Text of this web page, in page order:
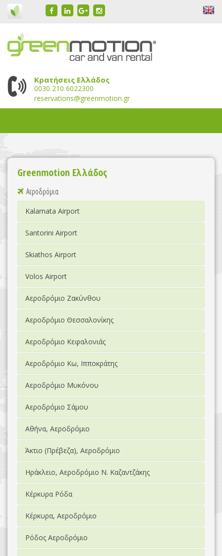
Κρατήσεις Ελλάδος
0030 210 6022300
reservations@greenmotion.gr
Greenmotion Ελλάδος
Αεροδρόμια
Kalamata Airport
Santorini Airport
Skiathos Airport
Volos Airport
Αεροδρόμιο Ζακύνθου
Αεροδρόμιο Θεσσαλονίκης
Αεροδρόμιο Κεφαλονιάς
Αεροδρόμιο Κω, Ιπποκράτης
Αεροδρόμιο Μυκόνου
Αεροδρόμιο Σάμου
Αθήνα, Αεροδρόμιο
Άκτιο (Πρέβεζα), Αεροδρόμιο
Ηράκλειο, Αεροδρόμιο Ν. Καζαντζάκης
Κέρκυρα Ρόδα
Κέρκυρα, Αεροδρόμιο
Ρόδος Αεροδρόμιο